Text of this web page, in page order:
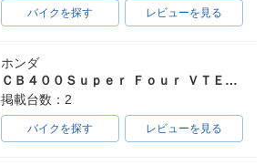
バイクを探す レビューを見る
ホンダ
ＣＢ４００Ｓｕｐｅｒ Ｆｏｕｒ ＶＴＥＣ ＳＰＥＣ３
掲載台数：2
バイクを探す レビューを見る